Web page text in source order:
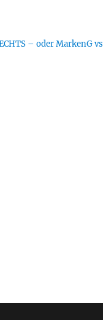
– oder MarkenG vs